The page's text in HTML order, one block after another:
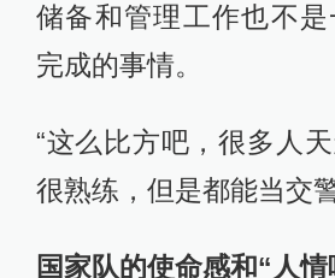
储备和管理工作也不
完成的事情。
“这么比方吧，很多人
很熟练，但是都能当交
国家队的使命感和“人情